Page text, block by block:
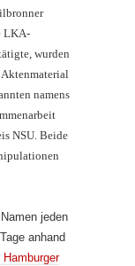
LKA-
wurden
Aktenmaterial
namens
NSU. Beide
jeden
anhand